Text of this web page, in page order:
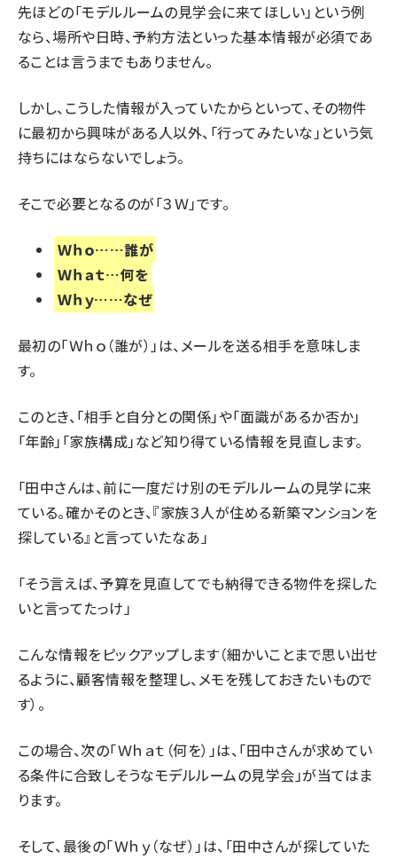
先ほどの「モデルルームの見学会に来てほしい」という例
なら、場所や日時、予約方法といった基本情報が必須であ
ることは言うまでもありません。
しかし、こうした情報が入っていたからといって、その物件
に最初から興味がある人以外、「行ってみたいな」という気
持ちにはならないでしょう。
そこで必要となるのが「３Ｗ」です。
Ｗｈｏ……誰が
Ｗｈａｔ…何を
Ｗｈｙ……なぜ
最初の「Ｗｈｏ（誰が）」は、メールを送る相手を意味しま
す。
このとき、「相手と自分との関係」や「面識があるか否か」
「年齢」「家族構成」など知り得ている情報を見直します。
「田中さんは、前に一度だけ別のモデルルームの見学に来
ている。確かそのとき、『家族３人が住める新築マンションを
探している』と言っていたなあ」
「そう言えば、予算を見直してでも納得できる物件を探した
いと言ってたっけ」
こんな情報をピックアップします（細かいことまで思い出せ
るように、顧客情報を整理し、メモを残しておきたいもので
す）。
この場合、次の「Ｗｈａｔ（何を）」は、「田中さんが求めてい
る条件に合致しそうなモデルルームの見学会」が当てはま
ります。
そして、最後の「Ｗｈｙ（なぜ）」は、「田中さんが探していた